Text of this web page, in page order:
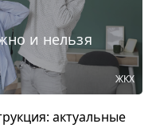
и нельзя
ЖКХ
актуальные